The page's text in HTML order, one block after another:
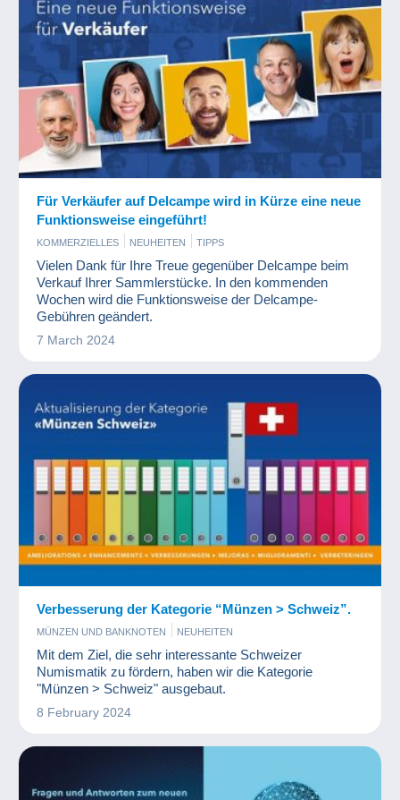
Für Verkäufer auf Delcampe wird in Kürze eine neue
Funktionsweise eingeführt!
KOMMERZIELLES NEUHEITEN TIPPS
Vielen Dank für Ihre Treue gegenüber Delcampe beim
Verkauf Ihrer Sammlerstücke. In den kommenden
Wochen wird die Funktionsweise der Delcampe-
Gebühren geändert.
7 March 2024
Verbesserung der Kategorie “Münzen > Schweiz”.
MÜNZEN UND BANKNOTEN NEUHEITEN
Mit dem Ziel, die sehr interessante Schweizer
Numismatik zu fördern, haben wir die Kategorie
"Münzen > Schweiz" ausgebaut.
8 February 2024